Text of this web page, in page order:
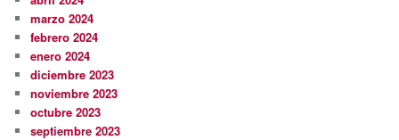
marzo 2024
febrero 2024
enero 2024
diciembre 2023
noviembre 2023
octubre 2023
septiembre 2023